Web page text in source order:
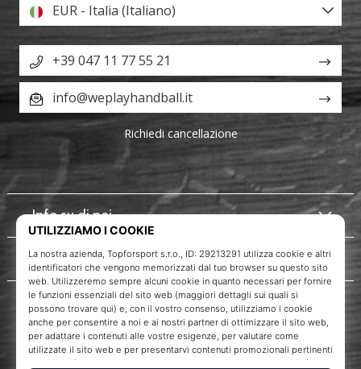
Info su di noi
Servizio clienti
EUR - Italia (Italiano)
+39 047 11 77 55 21
info@weplayhandball.it
Richiedi cancellazione